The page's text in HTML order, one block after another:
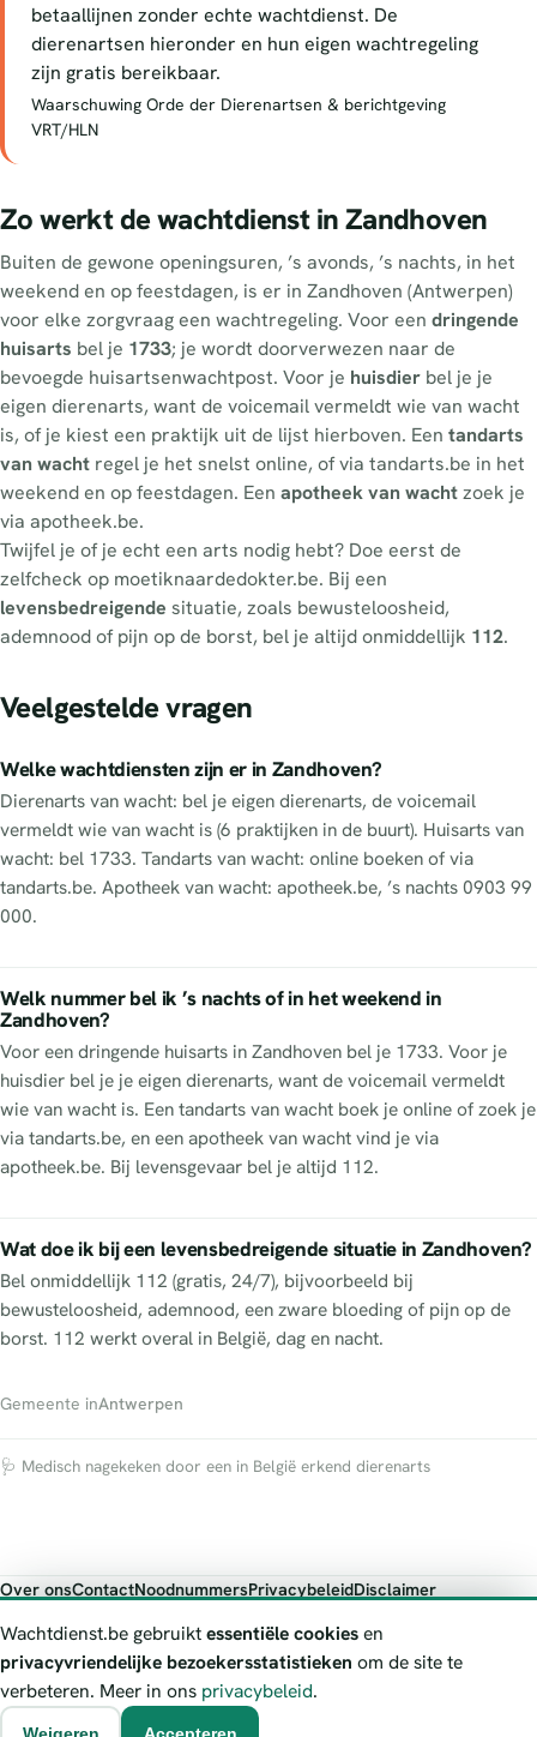
betaallijnen zonder echte wachtdienst. De
dierenartsen hieronder en hun eigen wachtregeling
zijn gratis bereikbaar.
Waarschuwing Orde der Dierenartsen & berichtgeving
VRT/HLN
Zo werkt de wachtdienst in Zandhoven
Buiten de gewone openingsuren, ’s avonds, ’s nachts, in het
weekend en op feestdagen, is er in Zandhoven (Antwerpen)
voor elke zorgvraag een wachtregeling. Voor een dringende
huisarts bel je 1733; je wordt doorverwezen naar de
bevoegde huisartsenwachtpost. Voor je huisdier bel je je
eigen dierenarts, want de voicemail vermeldt wie van wacht
is, of je kiest een praktijk uit de lijst hierboven. Een tandarts
van wacht regel je het snelst online, of via tandarts.be in het
weekend en op feestdagen. Een apotheek van wachtzoek je
via apotheek.be.
Twijfel je of je echt een arts nodig hebt? Doe eerst de
zelfcheck op moetiknaardedokter.be. Bij een
levensbedreigende situatie, zoals bewusteloosheid,
ademnood of pijn op de borst, bel je altijd onmiddellijk 112.
Veelgestelde vragen
Welke wachtdiensten zijn er in Zandhoven?
Dierenarts van wacht: bel je eigen dierenarts, de voicemail
vermeldt wie van wacht is (6 praktijken in de buurt). Huisarts van
wacht: bel 1733. Tandarts van wacht: online boeken of via
tandarts.be. Apotheek van wacht: apotheek.be, ’s nachts 0903 99
000.
Welk nummer bel ik ’s nachts of in het weekend in
Zandhoven?
Voor een dringende huisarts in Zandhoven bel je 1733. Voor je
huisdier bel je je eigen dierenarts, want de voicemail vermeldt
wie van wacht is. Een tandarts van wacht boek je online of zoek je
via tandarts.be, en een apotheek van wacht vind je via
apotheek.be. Bij levensgevaar bel je altijd 112.
Wat doe ik bij een levensbedreigende situatie in Zandhoven?
Bel onmiddellijk 112 (gratis, 24/7), bijvoorbeeld bij
bewusteloosheid, ademnood, een zware bloeding of pijn op de
borst. 112 werkt overal in België, dag en nacht.
Gemeente inAntwerpen
🩺 Medisch nagekeken door een in België erkend dierenarts
Over onsContactNoodnummersPrivacybeleidDisclaimer
Wachtdienst.be toont publieke wachtdienst-informatie ter oriëntatie.
Bij levensgevaar bel je altijd 112. Controleer altijd de actuele
wachtregeling bij de vermelde officiële bron.
Wachtdienst.be gebruiktessentiële cookiesen
privacyvriendelijke bezoekersstatistieken om de site te
verbeteren. Meer in ons privacybeleid.
Weigeren Accepteren